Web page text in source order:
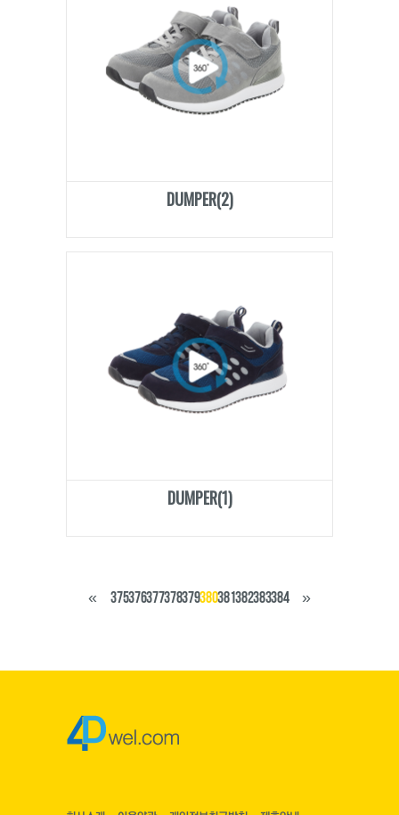
DUMPER(2)
DUMPER(1)
« 375376377378379380381382383384 »